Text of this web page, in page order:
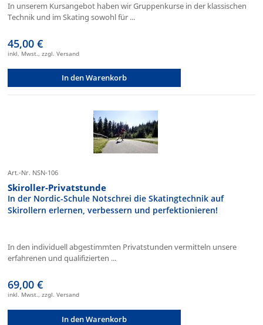
In unserem Kursangebot haben wir Gruppenkurse in der klassischen
Technik und im Skating sowohl für ...
45,00 €
inkl. Mwst., zzgl. Versand
In den Warenkorb
Art.-Nr. NSN-106
Skiroller-Privatstunde
In der Nordic-Schule Notschrei die Skatingtechnik auf
Skirollern erlernen, verbessern und perfektionieren!
In den individuell abgestimmten Privatstunden vermitteln unsere
erfahrenen und qualifizierten ...
69,00 €
inkl. Mwst., zzgl. Versand
In den Warenkorb